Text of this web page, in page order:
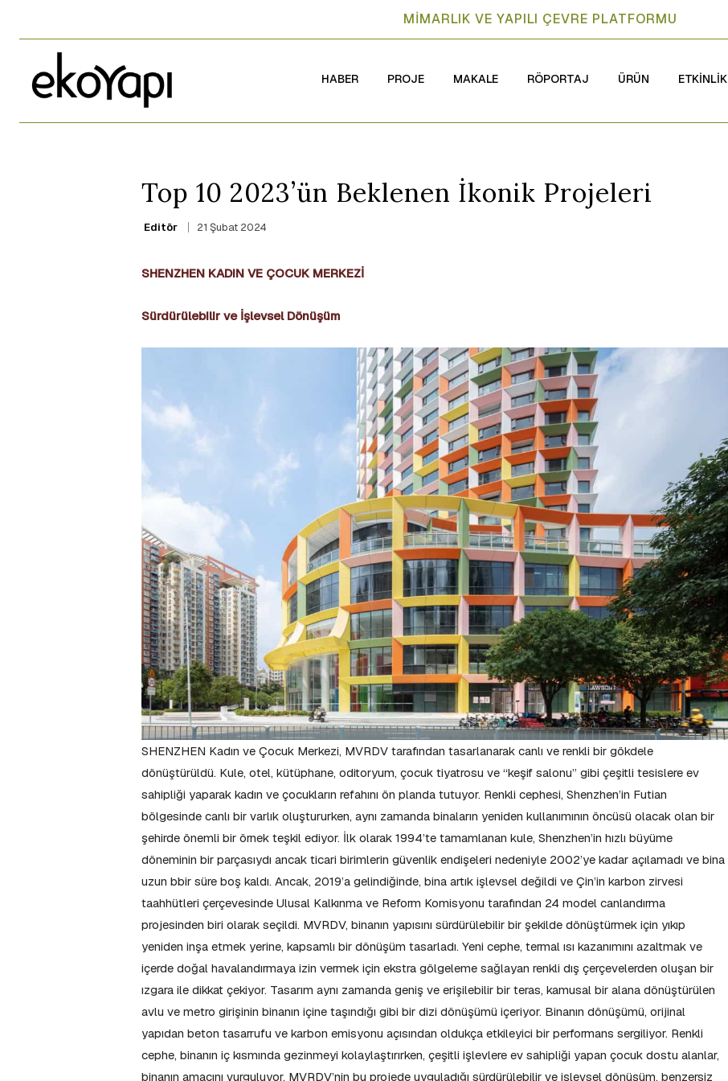
MİMARLIK VE YAPILI ÇEVRE PLATFORMU
HABER PROJE MAKALE RÖPORTAJ ÜRÜN ETKİNLİK
Top 10 2023’ün Beklenen İkonik Projeleri
Editör 21 Şubat 2024
SHENZHEN KADIN VE ÇOCUK MERKEZİ
Sürdürülebilir ve İşlevsel Dönüşüm
SHENZHEN Kadın ve Çocuk Merkezi, MVRDV tarafından tasarlanarak canlı ve renkli bir gökdele
dönüştürüldü. Kule, otel, kütüphane, oditoryum, çocuk tiyatrosu ve “keşif salonu” gibi çeşitli tesislere ev
sahipliği yaparak kadın ve çocukların refahını ön planda tutuyor. Renkli cephesi, Shenzhen’in Futian
bölgesinde canlı bir varlık oluştururken, aynı zamanda binaların yeniden kullanımının öncüsü olacak olan bir
şehirde önemli bir örnek teşkil ediyor. İlk olarak 1994’te tamamlanan kule, Shenzhen’in hızlı büyüme
döneminin bir parçasıydı ancak ticari birimlerin güvenlik endişeleri nedeniyle 2002’ye kadar açılamadı ve bina
uzun bbir süre boş kaldı. Ancak, 2019’a gelindiğinde, bina artık işlevsel değildi ve Çin’in karbon zirvesi
taahhütleri çerçevesinde Ulusal Kalkınma ve Reform Komisyonu tarafından 24 model canlandırma
projesinden biri olarak seçildi. MVRDV, binanın yapısını sürdürülebilir bir şekilde dönüştürmek için yıkıp
yeniden inşa etmek yerine, kapsamlı bir dönüşüm tasarladı. Yeni cephe, termal ısı kazanımını azaltmak ve
içerde doğal havalandırmaya izin vermek için ekstra gölgeleme sağlayan renkli dış çerçevelerden oluşan bir
ızgara ile dikkat çekiyor. Tasarım aynı zamanda geniş ve erişilebilir bir teras, kamusal bir alana dönüştürülen
avlu ve metro girişinin binanın içine taşındığı gibi bir dizi dönüşümü içeriyor. Binanın dönüşümü, orijinal
yapıdan beton tasarrufu ve karbon emisyonu açısından oldukça etkileyici bir performans sergiliyor. Renkli
cephe, binanın iç kısmında gezinmeyi kolaylaştırırken, çeşitli işlevlere ev sahipliği yapan çocuk dostu alanlar,
binanın amacını vurguluyor. MVRDV’nin bu projede uyguladığı sürdürülebilir ve işlevsel dönüşüm, benzersiz